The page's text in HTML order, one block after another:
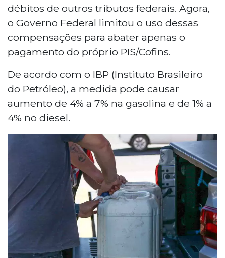
débitos de outros tributos federais. Agora,
o Governo Federal limitou o uso dessas
compensações para abater apenas o
pagamento do próprio PIS/Cofins.
De acordo com o IBP (Instituto Brasileiro
do Petróleo), a medida pode causar
aumento de 4% a 7% na gasolina e de 1% a
4% no diesel.